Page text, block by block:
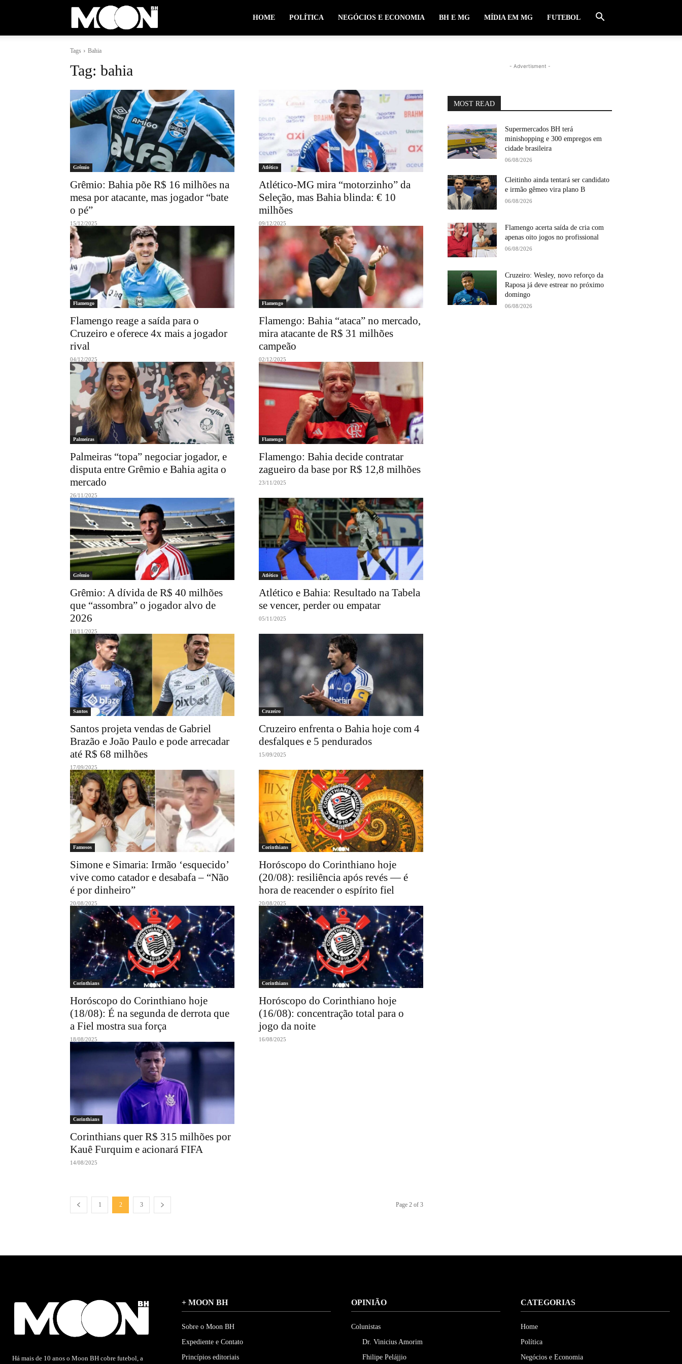
HOME POLÍTICA NEGÓCIOS E ECONOMIA BH E MG MÍDIA EM MG FUTEBOL
Tags Bahia
Tag: bahia
Grêmio
Grêmio: Bahia põe R$ 16 milhões na
mesa por atacante, mas jogador “bate
o pé”
15/12/2025
Atlético
Atlético-MG mira “motorzinho” da
Seleção, mas Bahia blinda: € 10
milhões
09/12/2025
Flamengo
Flamengo reage a saída para o
Cruzeiro e oferece 4x mais a jogador
rival
04/12/2025
Flamengo
Flamengo: Bahia “ataca” no mercado,
mira atacante de R$ 31 milhões
campeão
02/12/2025
Palmeiras
Palmeiras “topa” negociar jogador, e
disputa entre Grêmio e Bahia agita o
mercado
26/11/2025
Flamengo
Flamengo: Bahia decide contratar
zagueiro da base por R$ 12,8 milhões
23/11/2025
Grêmio
Grêmio: A dívida de R$ 40 milhões
que “assombra” o jogador alvo de
2026
18/11/2025
Atlético
Atlético e Bahia: Resultado na Tabela
se vencer, perder ou empatar
05/11/2025
Santos
Santos projeta vendas de Gabriel
Brazão e João Paulo e pode arrecadar
até R$ 68 milhões
17/09/2025
Cruzeiro
Cruzeiro enfrenta o Bahia hoje com 4
desfalques e 5 pendurados
15/09/2025
Famosos
Simone e Simaria: Irmão ‘esquecido’
vive como catador e desabafa – “Não
é por dinheiro”
20/08/2025
Corinthians
Horóscopo do Corinthiano hoje
(20/08): resiliência após revés — é
hora de reacender o espírito fiel
20/08/2025
Corinthians
Horóscopo do Corinthiano hoje
(18/08): É na segunda de derrota que
a Fiel mostra sua força
18/08/2025
Corinthians
Horóscopo do Corinthiano hoje
(16/08): concentração total para o
jogo da noite
16/08/2025
Corinthians
Corinthians quer R$ 315 milhões por
Kauê Furquim e acionará FIFA
14/08/2025
1 2 3 Page 2 of 3
- Advertisment -
MOST READ
Supermercados BH terá
minishopping e 300 empregos em
cidade brasileira
06/08/2026
Cleitinho ainda tentará ser candidato
e irmão gêmeo vira plano B
06/08/2026
Flamengo acerta saída de cria com
apenas oito jogos no profissional
06/08/2026
Cruzeiro: Wesley, novo reforço da
Raposa já deve estrear no próximo
domingo
06/08/2026
Há mais de 10 anos o Moon BH cobre futebol, a
+ MOON BH
Sobre o Moon BH
Expediente e Contato
Princípios editoriais
OPINIÃO
Colunistas
Dr. Vinicius Amorim
Fhilipe Pelájjio
CATEGORIAS
Home
Política
Negócios e Economia